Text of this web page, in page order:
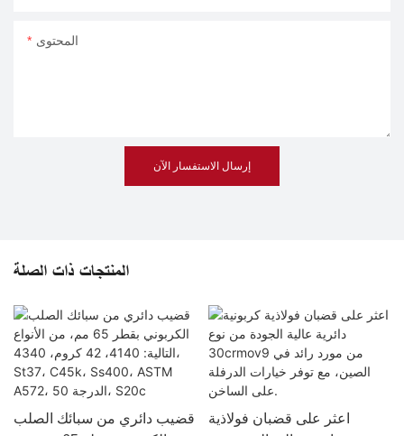
المحتوى
إرسال الاستفسار الآن
المنتجات ذات الصلة
قضيب دائري من سبائك الصلب
اعثر على قضبان فولاذية